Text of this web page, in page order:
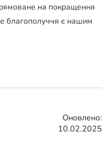
на покращення
благополуччя є нашим
Оновлено:
10.02.2025